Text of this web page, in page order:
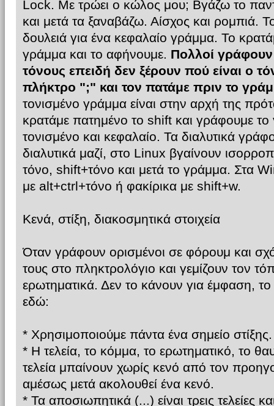
Lock. Με τρώει ο κώλος μου; Βγάζω το
και μετά τα ξαναβάζω. Αίσχος και ρομπιά.
δουλειά για ένα κεφαλαίο γράμμα. Το
γράμμα και το αφήνουμε. Πολλοί
τόνους επειδή δεν ξέρουν πού είναι ο
πλήκτρο ";" και τον πατάμε πριν το
τονισμένο γράμμα είναι στην αρχή της
κρατάμε πατημένο το shift και γράφουμε το
τονισμένο και κεφαλαίο. Τα διαλυτικά
διαλυτικά μαζί, στο Linux βγαίνουν
τόνο, shift+τόνο και μετά το γράμμα. Στα
με alt+ctrl+τόνο ή φακίρικα με shift+w.
Κενά, στίξη, διακοσμητικά στοιχεία
Όταν γράφουν ορισμένοι σε φόρουμ και
τους στο πληκτρολόγιο και γεμίζουν τον
ερωτηματικά. Δεν το κάνουν για έμφαση,
εδώ:
* Χρησιμοποιούμε πάντα ένα σημείο στίξης.
* Η τελεία, το κόμμα, το ερωτηματικό, το
τελεία μπαίνουν χωρίς κενό από τον
αμέσως μετά ακολουθεί ένα κενό.
* Τα αποσιωπητικά (...) είναι τρεις τελείες